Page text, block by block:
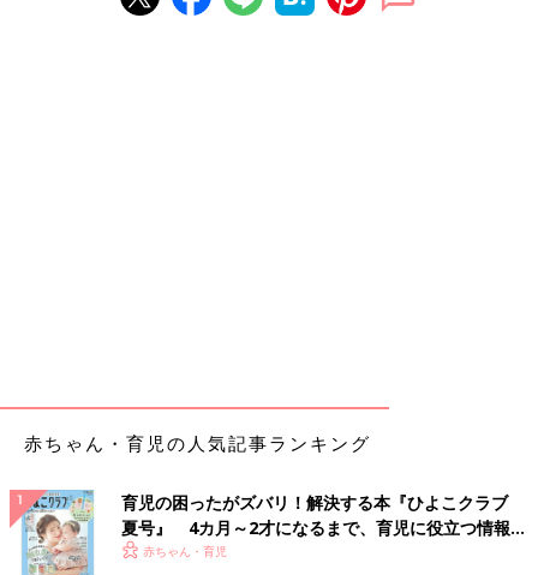
すすめ！こいのぼりタペストリー
赤ちゃん・育児の人気記事ランキング
育児の困ったがズバリ！解決する本『ひよこクラブ
夏号』 4カ月～2才になるまで、育児に役立つ情報が
いっぱい！
赤ちゃん・育児